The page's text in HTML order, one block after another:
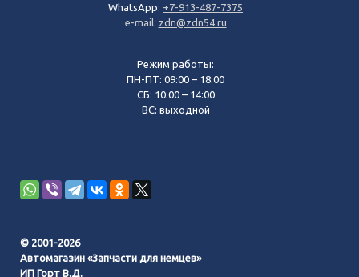
WhatsApp: +7-913-487-7375
e-mail: zdn@zdn54.ru
Режим работы:
ПН-ПТ: 09:00 – 18:00
СБ: 10:00 – 14:00
ВС: выходной
© 2001-2026
Автомагазин «Запчасти для немцев»
ИП Горт В.Д.